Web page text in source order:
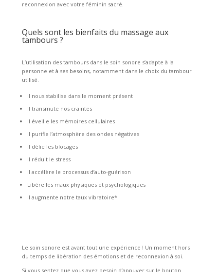
reconnexion avec votre féminin sacré.
Quels sont les bienfaits du massage aux
tambours ?
L’utilisation des tambours dans le soin sonore s’adapte à la
personne et à ses besoins, notamment dans le choix du tambour
utilisé.
Il nous stabilise dans le moment présent
Il transmute nos craintes
Il éveille les mémoires cellulaires
Il purifie l’atmosphère des ondes négatives
Il délie les blocages
Il réduit le stress
Il accélère le processus d’auto-guérison
Libère les maux physiques et psychologiques
Il augmente notre taux vibratoire*
Le soin sonore est avant tout une expérience ! Un moment hors
du temps de libération des émotions et de reconnexion à soi.
Si vous sentez que vous avez besoin d’appuyer sur le bouton